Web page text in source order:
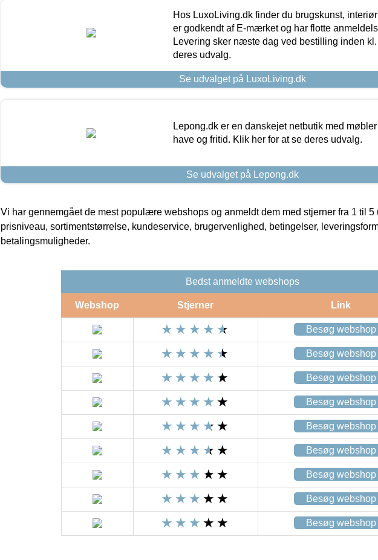
Hos LuxoLiving.dk finder du brugskunst,
er godkendt af E-mærket og har flotte
Levering sker næste dag ved bestilling inden
deres udvalg.
Se udvalget på LuxoLiving.dk
Lepong.dk er en danskejet netbutik med
have og fritid. Klik her for at se deres udvalg.
Se udvalget på Lepong.dk
Vi har gennemgået de mest populære webshops og anmeldt dem med stjerner fra 1 til 5
prisniveau, sortimentstørrelse, kundeservice, brugervenlighed, betingelser,
betalingsmuligheder.
Bedst anmeldte webshops
Webshop Stjerner Link
Besøg webshop
Besøg webshop
Besøg webshop
Besøg webshop
Besøg webshop
Besøg webshop
Besøg webshop
Besøg webshop
Besøg webshop